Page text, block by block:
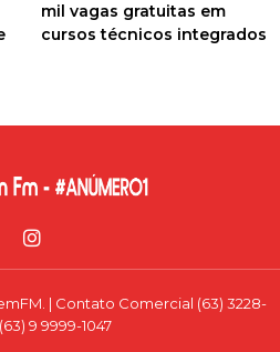
mil vagas gratuitas em
cursos técnicos integrados
| Contato Comercial (63) 3228-
9 9999-1047